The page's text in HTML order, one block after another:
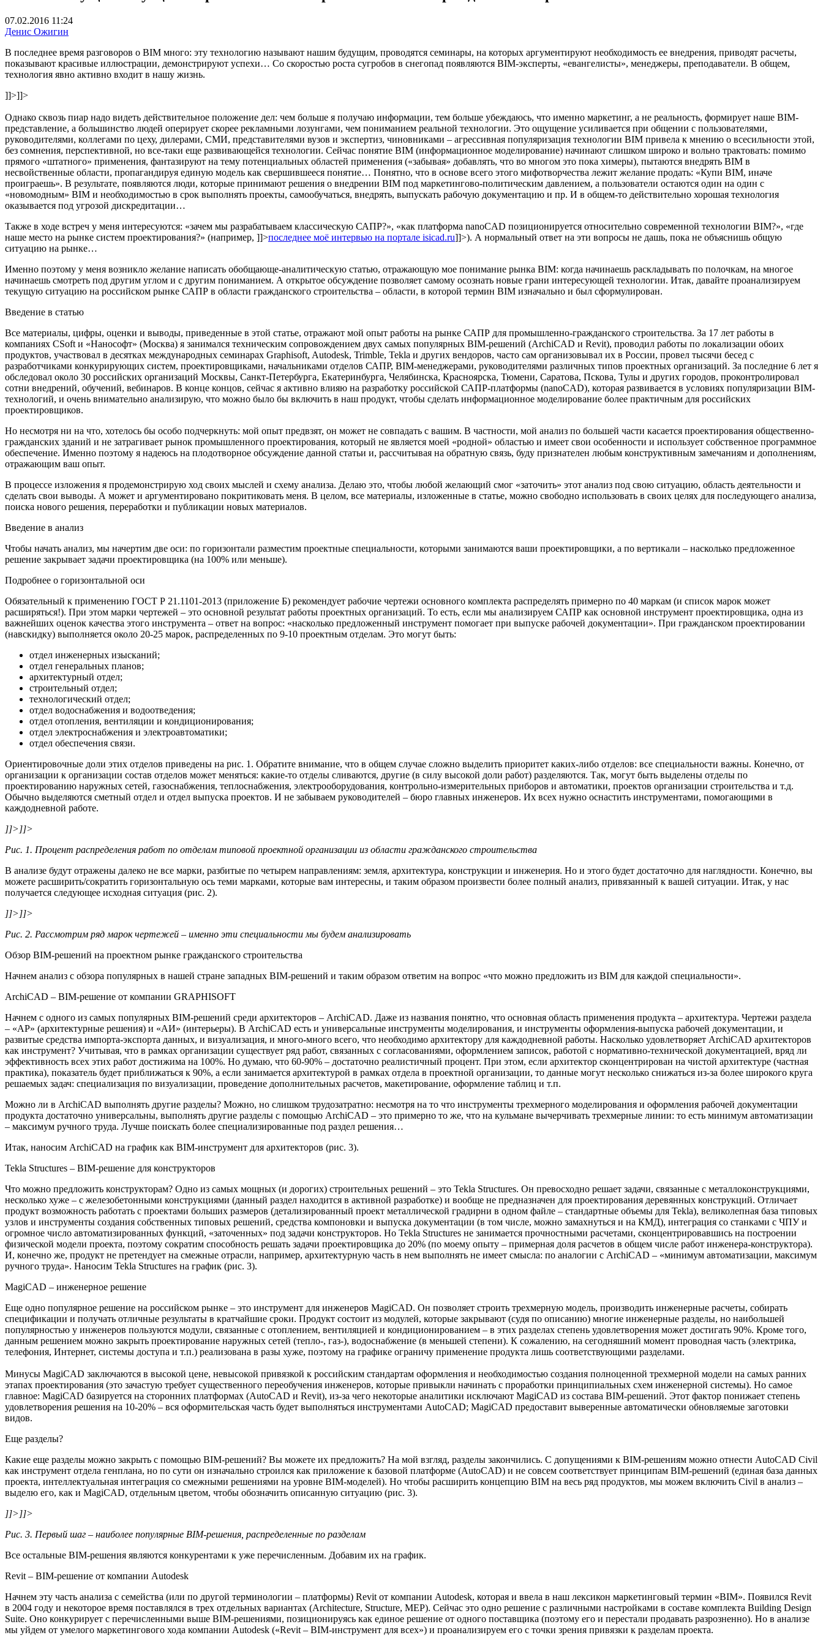
07.02.2016 11:24
Денис Ожигин
В последнее время разговоров о BIM много: эту технологию называют нашим будущим, проводятся семинары, на которых аргументируют необходимость ее внедрения, приводят расчеты,
показывают красивые иллюстрации, демонстрируют успехи… Со скоростью роста сугробов в снегопад появляются BIM-эксперты, «евангелисты», менеджеры, преподаватели. В общем,
технология явно активно входит в нашу жизнь.
]]>]]>
Однако сквозь пиар надо видеть действительное положение дел: чем больше я получаю информации, тем больше убеждаюсь, что именно маркетинг, а не реальность, формирует наше BIM-
представление, а большинство людей оперирует скорее рекламными лозунгами, чем пониманием реальной технологии. Это ощущение усиливается при общении с пользователями,
руководителями, коллегами по цеху, дилерами, СМИ, представителями вузов и экспертиз, чиновниками – агрессивная популяризация технологии BIM привела к мнению о всесильности этой,
без сомнения, перспективной, но все-таки еще развивающейся технологии. Сейчас понятие BIM (информационное моделирование) начинают слишком широко и вольно трактовать: помимо
прямого «штатного» применения, фантазируют на тему потенциальных областей применения («забывая» добавлять, что во многом это пока химеры), пытаются внедрять BIM в
несвойственные области, пропагандируя единую модель как свершившееся понятие… Понятно, что в основе всего этого мифотворчества лежит желание продать: «Купи BIM, иначе
проиграешь». В результате, появляются люди, которые принимают решения о внедрении BIM под маркетингово-политическим давлением, а пользователи остаются один на один с
«новомодным» BIM и необходимостью в срок выполнять проекты, самообучаться, внедрять, выпускать рабочую документацию и пр. И в общем-то действительно хорошая технология
оказывается под угрозой дискредитации…
Также в ходе встреч у меня интересуются: «зачем мы разрабатываем классическую САПР?», «как платформа nanoCAD позиционируется относительно современной технологии BIM?», «где
наше место на рынке систем проектирования?» (например, ]]>последнее моё интервью на портале isicad.ru]]>). А нормальный ответ на эти вопросы не дашь, пока не объяснишь общую
ситуацию на рынке…
Именно поэтому у меня возникло желание написать обобщающе-аналитическую статью, отражающую мое понимание рынка BIM: когда начинаешь раскладывать по полочкам, на многое
начинаешь смотреть под другим углом и с другим пониманием. А открытое обсуждение позволяет самому осознать новые грани интересующей технологии. Итак, давайте проанализируем
текущую ситуацию на российском рынке САПР в области гражданского строительства – области, в которой термин BIM изначально и был сформулирован.
Введение в статью
Все материалы, цифры, оценки и выводы, приведенные в этой статье, отражают мой опыт работы на рынке САПР для промышленно-гражданского строительства. За 17 лет работы в
компаниях CSoft и «Нанософт» (Москва) я занимался техническим сопровождением двух самых популярных BIM-решений (ArchiCAD и Revit), проводил работы по локализации обоих
продуктов, участвовал в десятках международных семинарах Graphisoft, Autodesk, Trimble, Tekla и других вендоров, часто сам организовывал их в России, провел тысячи бесед с
разработчиками конкурирующих систем, проектировщиками, начальниками отделов САПР, BIM-менеджерами, руководителями различных типов проектных организаций. За последние 6 лет я
обследовал около 30 российских организаций Москвы, Санкт-Петербурга, Екатеринбурга, Челябинска, Красноярска, Тюмени, Саратова, Пскова, Тулы и других городов, проконтролировал
сотни внедрений, обучений, вебинаров. В конце концов, сейчас я активно влияю на разработку российской САПР-платформы (nanoCAD), которая развивается в условиях популяризации BIM-
технологий, и очень внимательно анализирую, что можно было бы включить в наш продукт, чтобы сделать информационное моделирование более практичным для российских
проектировщиков.
Но несмотря ни на что, хотелось бы особо подчеркнуть: мой опыт предвзят, он может не совпадать с вашим. В частности, мой анализ по большей части касается проектирования общественно-
гражданских зданий и не затрагивает рынок промышленного проектирования, который не является моей «родной» областью и имеет свои особенности и использует собственное программное
обеспечение. Именно поэтому я надеюсь на плодотворное обсуждение данной статьи и, рассчитывая на обратную связь, буду признателен любым конструктивным замечаниям и дополнениям,
отражающим ваш опыт.
В процессе изложения я продемонстрирую ход своих мыслей и схему анализа. Делаю это, чтобы любой желающий смог «заточить» этот анализ под свою ситуацию, область деятельности и
сделать свои выводы. А может и аргументировано покритиковать меня. В целом, все материалы, изложенные в статье, можно свободно использовать в своих целях для последующего анализа,
поиска нового решения, переработки и публикации новых материалов.
Введение в анализ
Чтобы начать анализ, мы начертим две оси: по горизонтали разместим проектные специальности, которыми занимаются ваши проектировщики, а по вертикали – насколько предложенное
решение закрывает задачи проектировщика (на 100% или меньше).
Подробнее о горизонтальной оси
Обязательный к применению ГОСТ Р 21.1101-2013 (приложение Б) рекомендует рабочие чертежи основного комплекта распределять примерно по 40 маркам (и список марок может
расширяться!). При этом марки чертежей – это основной результат работы проектных организаций. То есть, если мы анализируем САПР как основной инструмент проектировщика, одна из
важнейших оценок качества этого инструмента – ответ на вопрос: «насколько предложенный инструмент помогает при выпуске рабочей документации». При гражданском проектировании
(навскидку) выполняется около 20-25 марок, распределенных по 9-10 проектным отделам. Это могут быть:
отдел инженерных изысканий;
отдел генеральных планов;
архитектурный отдел;
строительный отдел;
технологический отдел;
отдел водоснабжения и водоотведения;
отдел отопления, вентиляции и кондиционирования;
отдел электроснабжения и электроавтоматики;
отдел обеспечения связи.
Ориентировочные доли этих отделов приведены на рис. 1. Обратите внимание, что в общем случае сложно выделить приоритет каких-либо отделов: все специальности важны. Конечно, от
организации к организации состав отделов может меняться: какие-то отделы сливаются, другие (в силу высокой доли работ) разделяются. Так, могут быть выделены отделы по
проектированию наружных сетей, газоснабжения, теплоснабжения, электрооборудования, контрольно-измерительных приборов и автоматики, проектов организации строительства и т.д.
Обычно выделяются сметный отдел и отдел выпуска проектов. И не забываем руководителей – бюро главных инженеров. Их всех нужно оснастить инструментами, помогающими в
каждодневной работе.
]]>]]>
Рис. 1. Процент распределения работ по отделам типовой проектной организации из области гражданского строительства
В анализе будут отражены далеко не все марки, разбитые по четырем направлениям: земля, архитектура, конструкции и инженерия. Но и этого будет достаточно для наглядности. Конечно, вы
можете расширить/сократить горизонтальную ось теми марками, которые вам интересны, и таким образом произвести более полный анализ, привязанный к вашей ситуации. Итак, у нас
получается следующее исходная ситуация (рис. 2).
]]>]]>
Рис. 2. Рассмотрим ряд марок чертежей – именно эти специальности мы будем анализировать
Обзор BIM-решений на проектном рынке гражданского строительства
Начнем анализ с обзора популярных в нашей стране западных BIM-решений и таким образом ответим на вопрос «что можно предложить из BIM для каждой специальности».
ArchiCAD – BIM-решение от компании GRAPHISOFT
Начнем с одного из самых популярных BIM-решений среди архитекторов – ArchiCAD. Даже из названия понятно, что основная область применения продукта – архитектура. Чертежи раздела
– «АР» (архитектурные решения) и «АИ» (интерьеры). В ArchiCAD есть и универсальные инструменты моделирования, и инструменты оформления-выпуска рабочей документации, и
развитые средства импорта-экспорта данных, и визуализация, и много-много всего, что необходимо архитектору для каждодневной работы. Насколько удовлетворяет ArchiCAD архитекторов
как инструмент? Учитывая, что в рамках организации существует ряд работ, связанных с согласованиями, оформлением записок, работой с нормативно-технической документацией, вряд ли
эффективность всех этих работ достижима на 100%. Но думаю, что 60-90% – достаточно реалистичный процент. При этом, если архитектор сконцентрирован на чистой архитектуре (частная
практика), показатель будет приближаться к 90%, а если занимается архитектурой в рамках отдела в проектной организации, то данные могут несколько снижаться из-за более широкого круга
решаемых задач: специализация по визуализации, проведение дополнительных расчетов, макетирование, оформление таблиц и т.п.
Можно ли в ArchiCAD выполнять другие разделы? Можно, но слишком трудозатратно: несмотря на то что инструменты трехмерного моделирования и оформления рабочей документации
продукта достаточно универсальны, выполнять другие разделы с помощью ArchiCAD – это примерно то же, что на кульмане вычерчивать трехмерные линии: то есть минимум автоматизации
– максимум ручного труда. Лучше поискать более специализированные под раздел решения…
Итак, наносим ArchiCAD на график как BIM-инструмент для архитекторов (рис. 3).
Tekla Structures – BIM-решение для конструкторов
Что можно предложить конструкторам? Одно из самых мощных (и дорогих) строительных решений – это Tekla Structures. Он превосходно решает задачи, связанные с металлоконструкциями,
несколько хуже – с железобетонными конструкциями (данный раздел находится в активной разработке) и вообще не предназначен для проектирования деревянных конструкций. Отличает
продукт возможность работать с проектами больших размеров (детализированный проект металлической градирни в одном файле – стандартные объемы для Tekla), великолепная база типовых
узлов и инструменты создания собственных типовых решений, средства компоновки и выпуска документации (в том числе, можно замахнуться и на КМД), интеграция со станками с ЧПУ и
огромное число автоматизированных функций, «заточенных» под задачи конструкторов. Но Tekla Structures не занимается прочностными расчетами, сконцентрировавшись на построении
физической модели проекта, поэтому сократим способность решать задачи проектировщика до 20% (по моему опыту – примерная доля расчетов в общем числе работ инженера-конструктора).
И, конечно же, продукт не претендует на смежные отрасли, например, архитектурную часть в нем выполнять не имеет смысла: по аналогии с ArchiCAD – «минимум автоматизации, максимум
ручного труда». Наносим Tekla Structures на график (рис. 3).
MagiCAD – инженерное решение
Еще одно популярное решение на российском рынке – это инструмент для инженеров MagiCAD. Он позволяет строить трехмерную модель, производить инженерные расчеты, собирать
спецификации и получать отличные результаты в кратчайшие сроки. Продукт состоит из модулей, которые закрывают (судя по описанию) многие инженерные разделы, но наибольшей
популярностью у инженеров пользуются модули, связанные с отоплением, вентиляцией и кондиционированием – в этих разделах степень удовлетворения может достигать 90%. Кроме того,
данным решением можно закрыть проектирование наружных сетей (тепло-, газ-), водоснабжение (в меньшей степени). К сожалению, на сегодняшний момент проводная часть (электрика,
телефония, Интернет, системы доступа и т.п.) реализована в разы хуже, поэтому на графике ограничу применение продукта лишь соответствующими разделами.
Минусы MagiCAD заключаются в высокой цене, невысокой привязкой к российским стандартам оформления и необходимостью создания полноценной трехмерной модели на самых ранних
этапах проектирования (это зачастую требует существенного переобучения инженеров, которые привыкли начинать с проработки принципиальных схем инженерной системы). Но самое
главное: MagiCAD базируется на сторонних платформах (AutoCAD и Revit), из-за чего некоторые аналитики исключают MagiCAD из состава BIM-решений. Этот фактор понижает степень
удовлетворения решения на 10-20% – вся оформительская часть будет выполняться инструментами AutoCAD; MagiCAD предоставит выверенные автоматически обновляемые заготовки
видов.
Еще разделы?
Какие еще разделы можно закрыть с помощью BIM-решений? Вы можете их предложить? На мой взгляд, разделы закончились. С допущениями к BIM-решениям можно отнести AutoCAD Civil
как инструмент отдела генплана, но по сути он изначально строился как приложение к базовой платформе (AutoCAD) и не совсем соответствует принципам BIM-решений (единая база данных
проекта, интеллектуальная интеграция со смежными решениями на уровне BIM-моделей). Но чтобы расширить концепцию BIM на весь ряд продуктов, мы можем включить Civil в анализ –
выделю его, как и MagiCAD, отдельным цветом, чтобы обозначить описанную ситуацию (рис. 3).
]]>]]>
Рис. 3. Первый шаг – наиболее популярные BIM-решения, распределенные по разделам
Все остальные BIM-решения являются конкурентами к уже перечисленным. Добавим их на график.
Revit – BIM-решение от компании Autodesk
Начнем эту часть анализа с семейства (или по другой терминологии – платформы) Revit от компании Autodesk, которая и ввела в наш лексикон маркетинговый термин «BIM». Появился Revit
в 2004 году и некоторое время поставлялся в трех отдельных вариантах (Architecture, Structure, MEP). Сейчас это одно решение с различными настройками в составе комплекта Building Design
Suite. Оно конкурирует с перечисленными выше BIM-решениями, позиционируясь как единое решение от одного поставщика (поэтому его и перестали продавать разрозненно). Но в анализе
мы уйдем от умелого маркетингового хода компании Autodesk («Revit – BIM-инструмент для всех») и проанализируем его с точки зрения привязки к разделам проекта.